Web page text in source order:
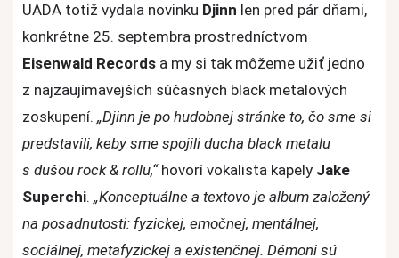
UADA totiž vydala novinku Djinn len pred pár dňami,
konkrétne 25. septembra prostredníctvom
Eisenwald Records a my si tak môžeme užiť jedno
z najzaujímavejších súčasných black metalových
zoskupení. „Djinn je po hudobnej stránke to, čo sme si
predstavili, keby sme spojili ducha black metalu
s dušou rock & rollu,“hovorí vokalista kapely Jake
Superchi. „Konceptuálne a textovo je album založený
na posadnutosti: fyzickej, emočnej, mentálnej,
sociálnej, metafyzickej a existenčnej. Démoni sú